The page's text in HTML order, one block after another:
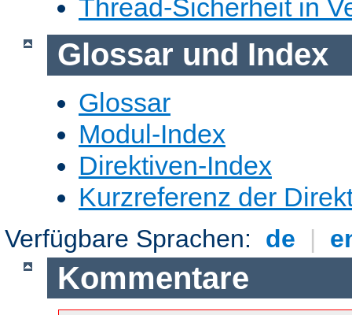
Thread-Sicherheit in
Glossar und Index
Glossar
Modul-Index
Direktiven-Index
Kurzreferenz der
Verfügbare Sprachen: de |
Kommentare